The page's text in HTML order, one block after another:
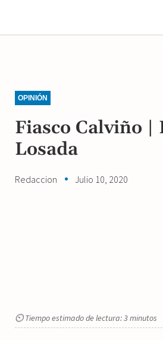
OPINIÓN
Fiasco Calviño |
Losada
Redaccion Julio 10, 2020
⏲ Tiempo estimado de lectura: 3 minutos